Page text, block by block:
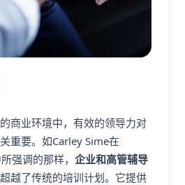
商业环境中，有效的领导力对
重要。如Carley Sime在
强调的那样， 企业和高管辅导
越了传统的培训计划。它提供